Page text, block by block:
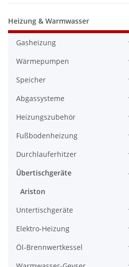
Heizung & Warmwasser
Gasheizung
Wärmepumpen
Speicher
Abgassysteme
Heizungszubehör
Fußbodenheizung
Durchlauferhitzer
Übertischgeräte
Ariston
Untertischgeräte
Elektro-Heizung
Öl-Brennwertkessel